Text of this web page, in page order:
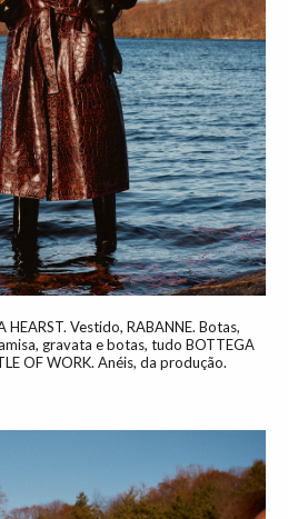
HEARST. Vestido, RABANNE. Botas,
gravata e botas, tudo BOTTEGA
OF WORK. Anéis, da produção.